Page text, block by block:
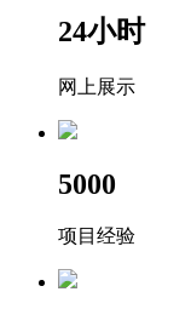
24小时
网上展示
5000
项目经验